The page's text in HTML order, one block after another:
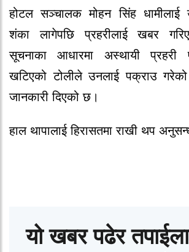
होटल सञ्चालक मोहन सिंह धामीलाई
शंका लागेपछि प्रहरीलाई खबर
सूचनाका आधारमा अस्थायी प्रहरी
खटिएको टोलीले उनलाई पक्राउ
जानकारी दिएको छ।
हाल थापालाई हिरासतमा राखी थप
यो खबर पढेर